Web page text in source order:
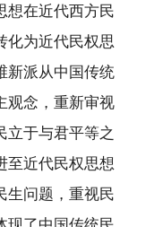
想在近代西方民
化为近代民权思
新派从中国传统
观念，重新审视
立于与君平等之
至近代民权思想
生问题，重视民